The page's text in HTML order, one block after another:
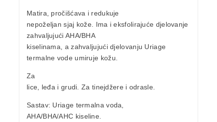
Matira, pročišćava i redukuje
nepoželjan sjaj kože. Ima ieksfolirajuće djelovanje
zahvaljujući AHA/BHA
kiselinama, a zahvaljujući djelovanju Uriage
termalne vode umiruje kožu.
Za
lice, leđa i grudi. Za tinejdžere i odrasle.
Sastav: Uriage termalna voda,
AHA/BHA/AHC kiseline.